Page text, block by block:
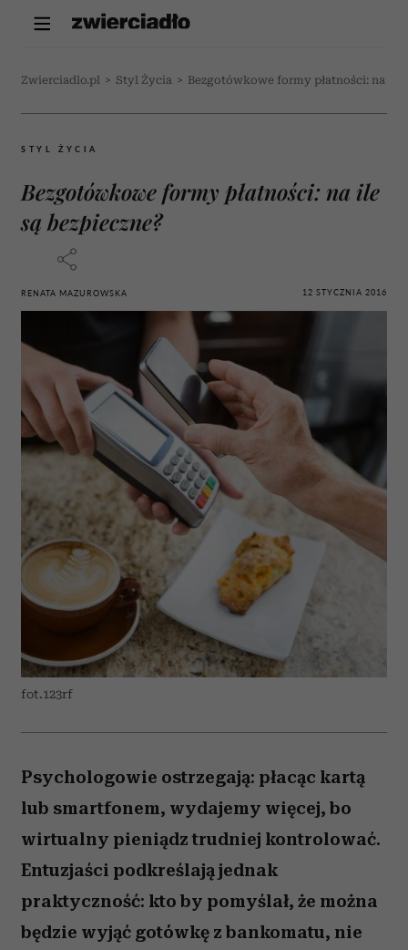
Zwierciadlo.pl > Styl Życia > Bezgotówkowe formy płatności: na ile
STYL ŻYCIA
Bezgotówkowe formy płatności: na ile
są bezpieczne?
RENATA MAZUROWSKA 12 STYCZNIA 2016
fot.123rf
Psychologowie ostrzegają: płacąc kartą
lub smartfonem, wydajemy więcej, bo
wirtualny pieniądz trudniej kontrolować.
Entuzjaści podkreślają jednak
praktyczność: kto by pomyślał, że można
będzie wyjąć gotówkę z bankomatu, nie